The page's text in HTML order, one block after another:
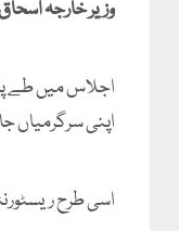
وزیر خارجہ
اپنی سرگرمیاں
اسی طرح ریسٹورنٹس کے